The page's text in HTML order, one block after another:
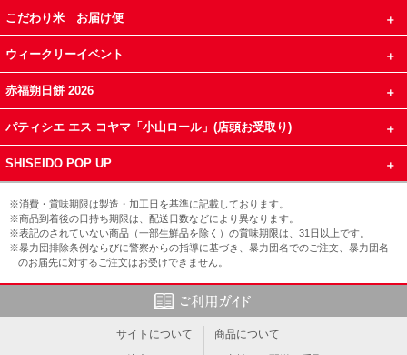
こだわり米 お届け便
ウィークリーイベント
赤福朔日餅 2026
パティシエ エス コヤマ「小山ロール」(店頭お受取り)
SHISEIDO POP UP
※消費・賞味期限は製造・加工日を基準に記載しております。
※商品到着後の日持ち期限は、配送日数などにより異なります。
※表記のされていない商品（一部生鮮品を除く）の賞味期限は、31日以上です。
※暴力団排除条例ならびに警察からの指導に基づき、暴力団名でのご注文、暴力団名
のお届先に対するご注文はお受けできません。
サイトについて
商品について